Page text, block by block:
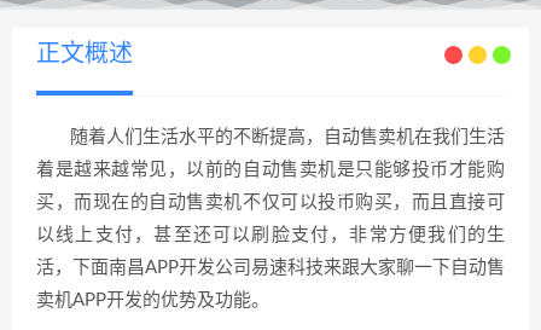
正文概述
随着人们生活水平的不断提高，自动售卖机在我们生活
着是越来越常见，以前的自动售卖机是只能够投币才能购
买，而现在的自动售卖机不仅可以投币购买，而且直接可
以线上支付，甚至还可以刷脸支付，非常方便我们的生
活，下面南昌APP开发公司易速科技来跟大家聊一下自动售
卖机APP开发的优势及功能。